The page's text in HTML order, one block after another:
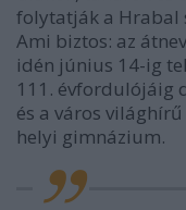
folytatják a Hrabal
Ami biztos: az
idén június 14-ig
111. évfordulójáig
és a város
helyi gimnázium.